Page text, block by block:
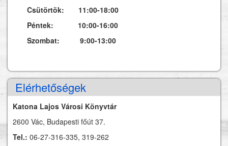
Csütörtök: 11:00-18:00
Péntek: 10:00-16:00
Szombat: 9:00-13:00
Elérhetőségek
Katona Lajos Városi Könyvtár
2600 Vác, Budapesti főút 37.
Tel.: 06-27-316-335, 319-262